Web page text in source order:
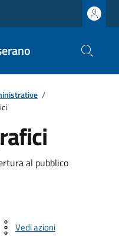
/
al pubblico
Vedi azioni